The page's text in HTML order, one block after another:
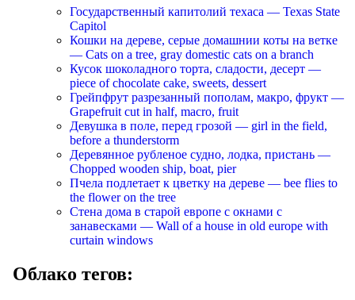
Государственный капитолий техаса — Texas State
Capitol
Кошки на дереве, серые домашнии коты на ветке
— Cats on a tree, gray domestic cats on a branch
Кусок шоколадного торта, сладости, десерт —
piece of chocolate cake, sweets, dessert
Грейпфрут разрезанный пополам, макро, фрукт —
Grapefruit cut in half, macro, fruit
Девушка в поле, перед грозой — girl in the field,
before a thunderstorm
Деревянное рубленое судно, лодка, пристань —
Chopped wooden ship, boat, pier
Пчела подлетает к цветку на дереве — bee flies to
the flower on the tree
Стена дома в старой европе с окнами с
занавесками — Wall of a house in old europe with
curtain windows
Облако тегов: